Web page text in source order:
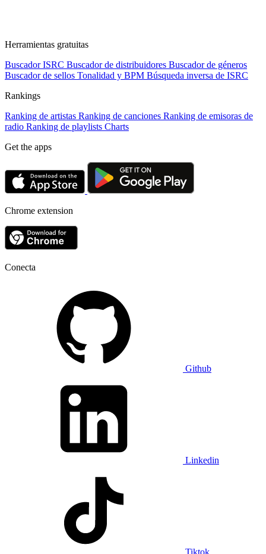
Herramientas gratuitas
Buscador ISRC Buscador de distribuidores Buscador de géneros
Buscador de sellos Tonalidad y BPM Búsqueda inversa de ISRC
Rankings
Ranking de artistas Ranking de canciones Ranking de emisoras de
radio Ranking de playlists Charts
Get the apps
Chrome extension
Conecta
Github
Linkedin
Tiktok